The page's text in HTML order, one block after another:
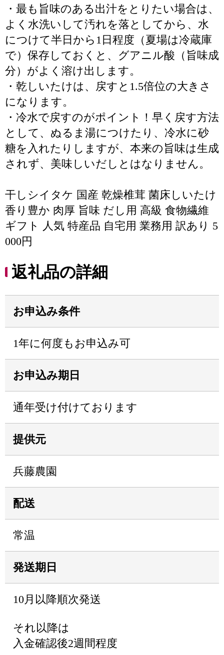
・最も旨味のある出汁をとりたい場合は、
よく水洗いして汚れを落としてから、水
につけて半日から1日程度（夏場は冷蔵庫
で）保存しておくと、グアニル酸（旨味成
分）がよく溶け出します。
・乾しいたけは、戻すと1.5倍位の大きさ
になります。
・冷水で戻すのがポイント！早く戻す方法
として、ぬるま湯につけたり、冷水に砂
糖を入れたりしますが、本来の旨味は生成
されず、美味しいだしとはなりません。
干しシイタケ 国産 乾燥椎茸 菌床しいたけ
香り豊か 肉厚 旨味 だし用 高級 食物繊維
ギフト 人気 特産品 自宅用 業務用 訳あり 5
000円
返礼品の詳細
お申込み条件
1年に何度もお申込み可
お申込み期日
通年受け付けております
提供元
兵藤農園
配送
常温
発送期日
10月以降順次発送
それ以降は
入金確認後2週間程度